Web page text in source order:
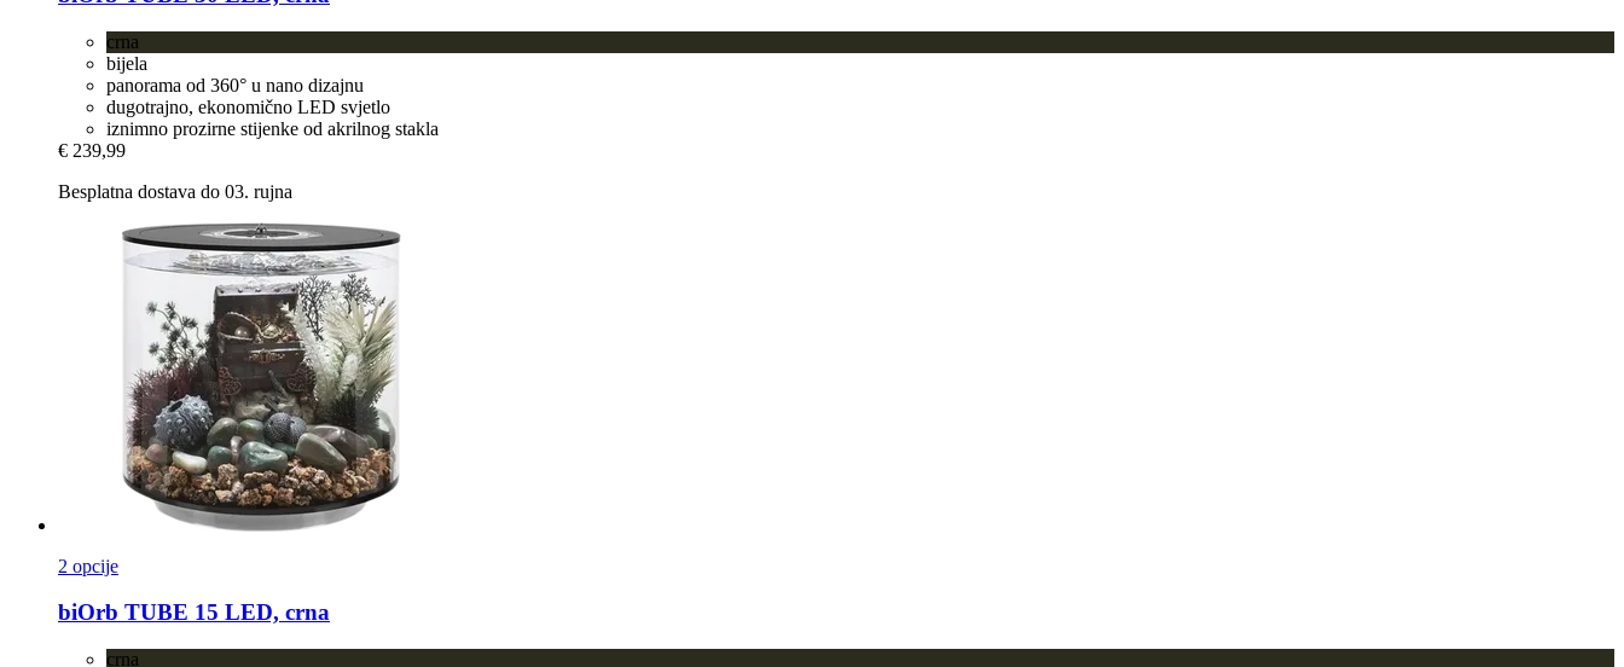
crna
bijela
panorama od 360° u nano dizajnu
dugotrajno, ekonomično LED svjetlo
iznimno prozirne stijenke od akrilnog stakla
€ 239,99
Besplatna dostava do 03. rujna
2 opcije
biOrb TUBE 15 LED, crna
crna